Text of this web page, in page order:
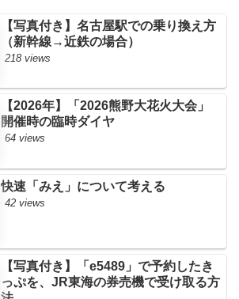
【写真付き】名古屋駅での乗り換え方
（新幹線→近鉄の場合）
218 views
【2026年】「2026熊野大花火大会」
開催時の臨時ダイヤ
64 views
快速「みえ」について考える
42 views
【写真付き】「e5489」で予約したき
っぷを、JR東海の券売機で受け取る方